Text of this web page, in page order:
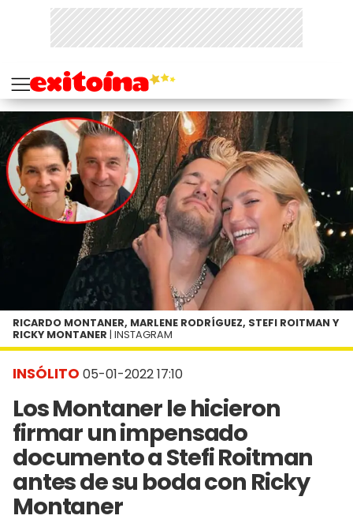
INSÓLITO 05-01-2022 17:10
Los Montaner le hicieron
firmar un impensado
documento a Stefi Roitman
antes de su boda con Ricky
Montaner
RICARDO MONTANER, MARLENE RODRÍGUEZ, STEFI ROITMAN Y
RICKY MONTANER | INSTAGRAM